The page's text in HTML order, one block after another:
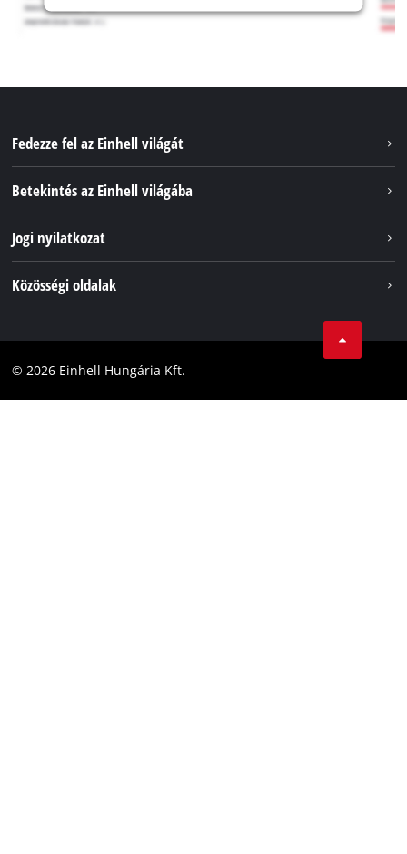
Fedezze fel az Einhell világát
Betekintés az Einhell világába
Az Einhell világszerte
Jogi nyilatkozat
Akadálymentesítési Nyilatkozat
Közösségi oldalak
Facebook
© 2026 Einhell Hungária Kft.